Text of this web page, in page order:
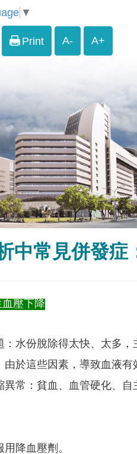
▼
Print A- A+
中常見併發症
壓下降
：水份脫除得太快、太多
由於這些因素，導致血液有
異常：貧血、血管硬化、自
降血壓劑。